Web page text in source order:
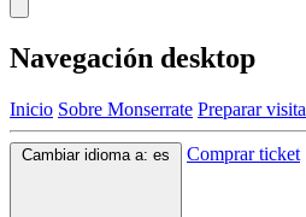
Navegación desktop
Inicio Sobre Monserrate Preparar visita
Cambiar idioma a: es Comprar ticket